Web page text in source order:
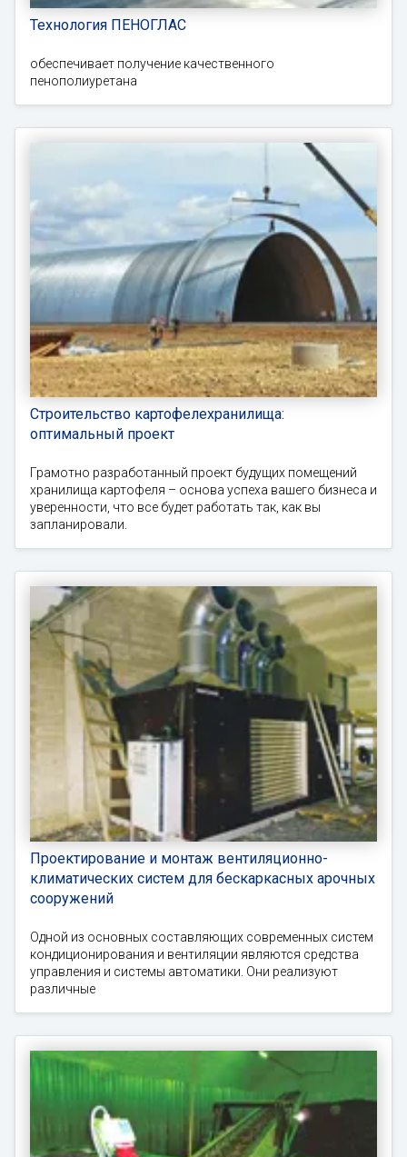
Технология ПЕНОГЛАС
обеспечивает получение качественного
пенополиуретана
Строительство картофелехранилища:
оптимальный проект
Грамотно разработанный проект будущих помещений
хранилища картофеля – основа успеха вашего бизнеса и
уверенности, что все будет работать так, как вы
запланировали.
Проектирование и монтаж вентиляционно-
климатических систем для бескаркасных арочных
сооружений
Одной из основных составляющих современных систем
кондиционирования и вентиляции являются средства
управления и системы автоматики. Они реализуют
различные